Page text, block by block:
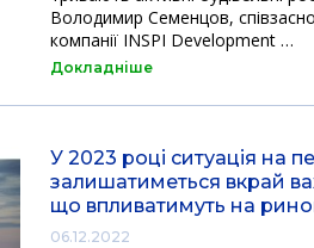
Володимир Семенцов,
компанії INSPI Development …
Докладніше
У 2023 році ситуація на
залишатиметься вкрай
що впливатимуть на
06.12.2022